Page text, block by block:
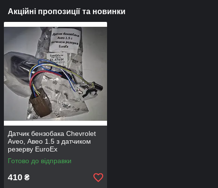
Акційні пропозиції та новинки
Датчик бензобака Chevrolet
Aveo, Авео 1.5 з датчиком
резерву EuroEx
Готово до відправки
410 ₴